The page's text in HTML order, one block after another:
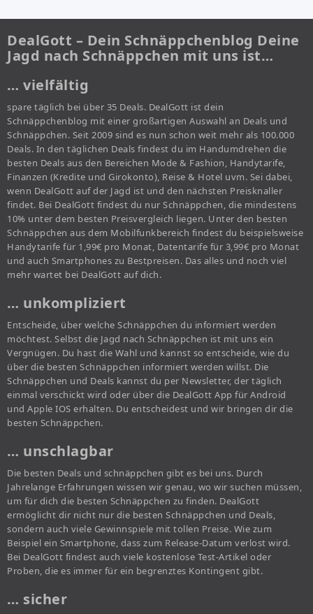
DealGott – Dein Schnäppchenblog Deine
Jagd nach Schnäppchen mit uns ist…
… vielfältig
spare täglich bei über 35 Deals. DealGott ist dein
Schnäppchenblog mit einer großartigen Auswahl an Deals und
Schnäppchen. Seit 2009 sind es nun schon weit mehr als 100.000
Deals. In den täglichen Deals findest du im Handumdrehen die
besten Deals aus den Bereichen Mode & Fashion, Handytarife,
Finanzen (Kredite und Girokonto), Reise & Hotel uvm. Sei dabei,
wenn DealGott auf der Jagd ist und den nächsten Preisknaller
findet. Bei DealGott findest du nur Schnäppchen, die mindestens
10% unter dem besten Preisvergleich liegen. Unter den besten
Schnäppchen aus dem Mobilfunkbereich findest du beispielsweise
Handytarife für 1,99€ pro Monat, Datentarife für 3,99€ pro Monat
und auch Smartphones zu Bestpreisen. Das alles und noch viel
mehr wartet bei DealGott auf dich.
… unkompliziert
Entscheide, über welche Schnäppchen du informiert werden
möchtest. Selbst die Jagd nach Schnäppchen ist mit uns ein
Vergnügen. Du hast die Wahl und kannst so entscheide, wie du
über die besten Schnäppchen informiert werden willst. Die
Schnäppchen und Deals kannst du per Newsletter, der täglich
einmal verschickt wird oder über die DealGott App für Android
und Apple IOS erhalten. Du entscheidest und wir bringen dir die
besten Schnäppchen.
… unschlagbar
Die besten Deals und schnäppchen gibt es bei uns. Durch
Jahrelange Erfahrungen wissen wir genau, wo wir suchen müssen,
um für dich die besten Schnäppchen zu finden. DealGott
ermöglicht dir nicht nur die besten Schnäppchen und Deals,
sondern auch viele Gewinnspiele mit tollen Preise. Wie zum
Beispiel ein Smartphone, dass zum Release-Datum verlost wird.
Bei DealGott findest auch viele kostenlose Test-Artikel oder
Proben, die es immer für ein begrenztes Kontingent gibt.
… sicher